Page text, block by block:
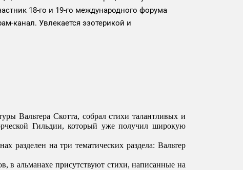
18-го и 19-го международного форума
канал. Увлекается эзотерикой и
Вальтера Скотта, собрал стихи талантливых и
Гильдии, который уже получил широкую
разделен на три тематических раздела: Вальтер
в альманахе присутствуют стихи, написанные на